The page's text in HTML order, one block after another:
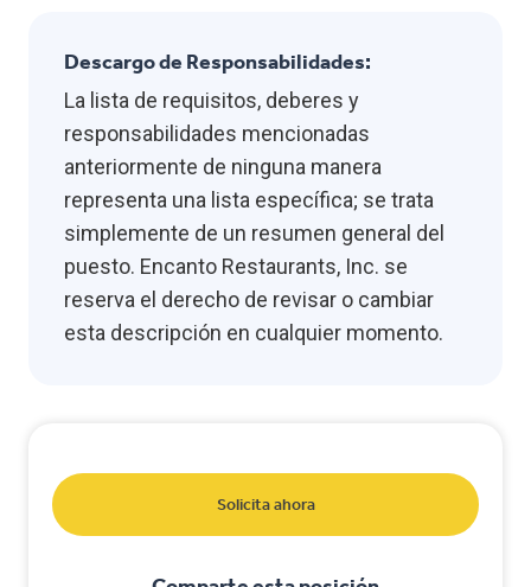
Descargo de Responsabilidades:
La lista de requisitos, deberes y
responsabilidades mencionadas
anteriormente de ninguna manera
representa una lista específica; se trata
simplemente de un resumen general del
puesto. Encanto Restaurants, Inc. se
reserva el derecho de revisar o cambiar
esta descripción en cualquier momento.
Solicita ahora